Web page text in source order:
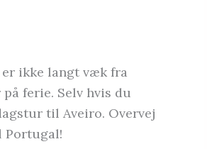
er ikke langt væk fra
ferie. Selv hvis du
til Aveiro. Overvej
Portugal!